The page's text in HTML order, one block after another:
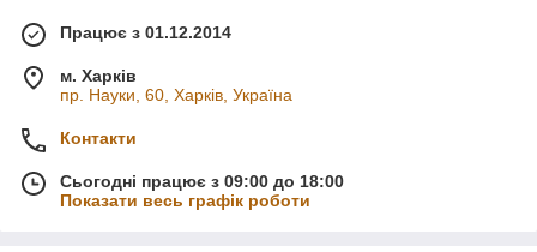
Працює з 01.12.2014
м. Харків
пр. Науки, 60, Харків, Україна
Контакти
Сьогодні працює з 09:00 до 18:00
Показати весь графік роботи